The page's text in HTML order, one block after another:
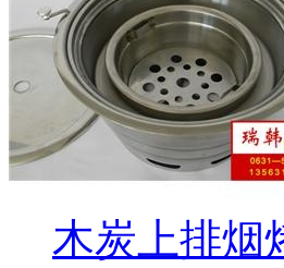
木炭上排烟